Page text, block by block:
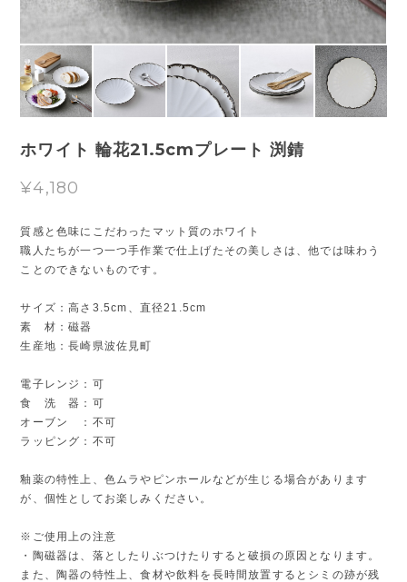
ホワイト 輪花21.5cmプレート 渕錆
¥4,180
質感と色味にこだわったマット質のホワイト
職人たちが一つ一つ手作業で仕上げたその美しさは、他では味わう
ことのできないものです。
サイズ：高さ3.5cm、直径21.5cm
素 材：磁器
生産地：長崎県波佐見町
電子レンジ：可
食 洗 器：可
オーブン ：不可
ラッピング：不可
釉薬の特性上、色ムラやピンホールなどが生じる場合があります
が、個性としてお楽しみください。
※ご使用上の注意
・陶磁器は、落としたりぶつけたりすると破損の原因となります。
また、陶器の特性上、食材や飲料を長時間放置するとシミの跡が残